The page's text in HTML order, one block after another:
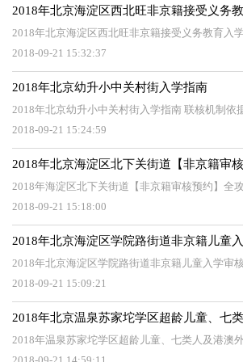
2018年北京海淀区西北旺非京籍接受义务
2018年北京海淀区西北旺非京籍接受义务教育入
2018-09-21 15:32:37
2018年北京幼升小中关村街入学指南
2018年北京幼升小中关村街入学指南 联核机制依
2018-09-21 15:24:59
2018年北京海淀区北下关街道【非京籍审
2018年海淀区北下关街道【非京籍审核预约】全
2018-09-21 15:18:00
2018年北京海淀区学院路街道非京籍儿童
2018年北京海淀区学院路街道非京籍儿童入学审
2018-09-21 15:09:21
2018年北京温泉苏家坨学区超龄儿童、七
2018年温泉苏家坨学区超龄儿童、七类人及港澳